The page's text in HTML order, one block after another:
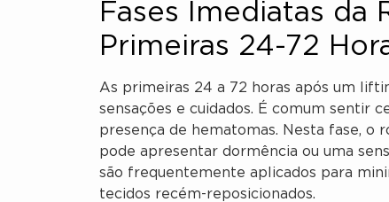
Fases Imediatas da
Primeiras 24-72
As primeiras 24 a 72 horas após um
sensações e cuidados. É comum sentir
presença de hematomas. Nesta fase, o
pode apresentar dormência ou uma
são frequentemente aplicados para
tecidos recém-reposicionados.